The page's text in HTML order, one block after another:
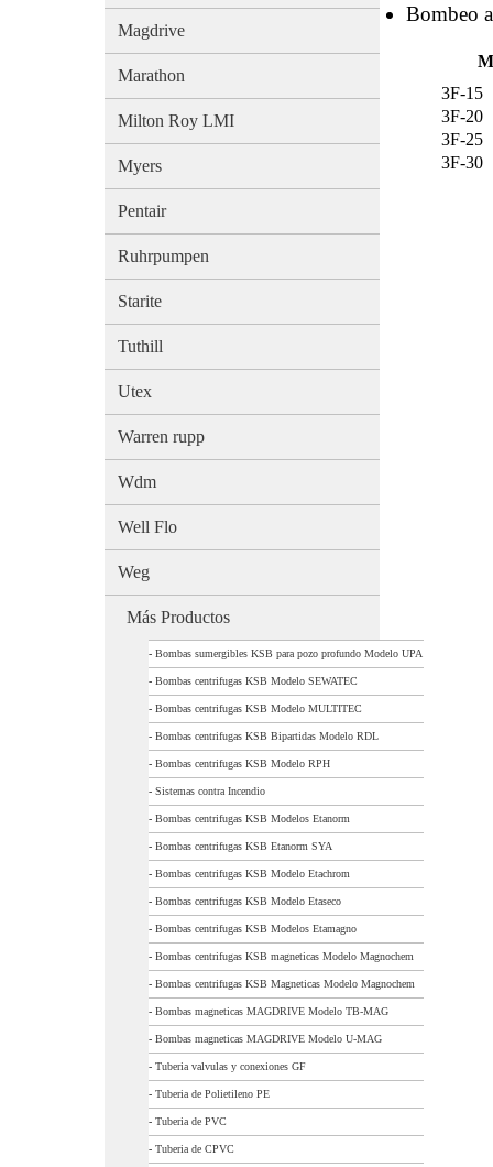
Magdrive
Marathon
Milton Roy LMI
Myers
Pentair
Ruhrpumpen
Starite
Tuthill
Utex
Warren rupp
Wdm
Well Flo
Weg
Más Productos
- Bombas sumergibles KSB para pozo profundo Modelo UPA
- Bombas centrifugas KSB Modelo SEWATEC
- Bombas centrifugas KSB Modelo MULTITEC
- Bombas centrifugas KSB Bipartidas Modelo RDL
- Bombas centrifugas KSB Modelo RPH
- Sistemas contra Incendio
- Bombas centrifugas KSB Modelos Etanorm
- Bombas centrifugas KSB Etanorm SYA
- Bombas centrifugas KSB Modelo Etachrom
- Bombas centrifugas KSB Modelo Etaseco
- Bombas centrifugas KSB Modelos Etamagno
- Bombas centrifugas KSB magneticas Modelo Magnochem
- Bombas centrifugas KSB Magneticas Modelo Magnochem
- Bombas magneticas MAGDRIVE Modelo TB-MAG
- Bombas magneticas MAGDRIVE Modelo U-MAG
- Tuberia valvulas y conexiones GF
- Tuberia de Polietileno PE
- Tuberia de PVC
- Tuberia de CPVC
Bombeo
3F-15
3F-20
3F-25
3F-30